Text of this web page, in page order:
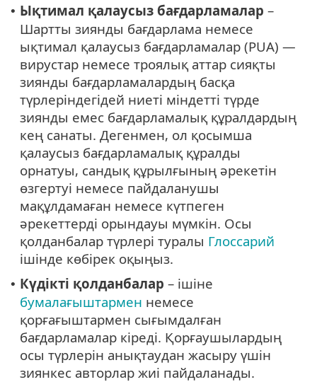
• Ықтимал қалаусыз бағдарламалар –
Шартты зиянды бағдарлама немесе
ықтимал қалаусыз бағдарламалар (PUA) —
вирустар немесе троялық аттар сияқты
зиянды бағдарламалардың басқа
түрлеріндегідей ниеті міндетті түрде
зиянды емес бағдарламалық құралдардың
кең санаты. Дегенмен, ол қосымша
қалаусыз бағдарламалық құралды
орнатуы, сандық құрылғының әрекетін
өзгертуі немесе пайдаланушы
мақұлдамаған немесе күтпеген
әрекеттерді орындауы мүмкін. Осы
қолданбалар түрлері туралы Глоссарий
ішінде көбірек оқыңыз.
• Күдікті қолданбалар – ішіне
бумалағыштармен немесе
қорғағыштармен сығымдалған
бағдарламалар кіреді. Қорғаушылардың
осы түрлерін анықтаудан жасыру үшін
зиянкес авторлар жиі пайдаланады.